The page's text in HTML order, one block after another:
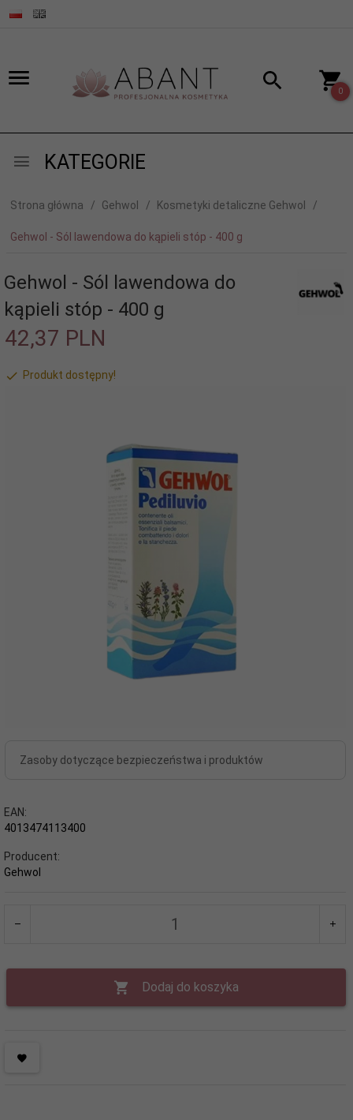
0
KATEGORIE
Strona główna Gehwol Kosmetyki detaliczne Gehwol
Gehwol - Sól lawendowa do kąpieli stóp - 400 g
Gehwol - Sól lawendowa do
kąpieli stóp - 400 g
42,37 PLN
Produkt dostępny!
Zasoby dotyczące bezpieczeństwa i produktów
EAN:
4013474113400
Producent:
Gehwol
Dodaj do koszyka